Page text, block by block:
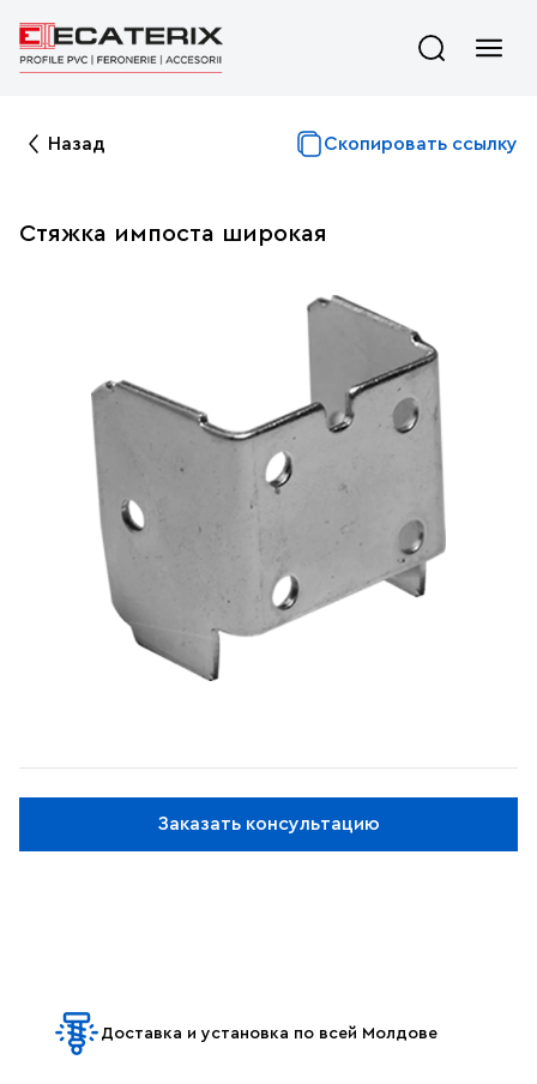
Назад Скопировать ссылку
Стяжка импоста широкая
Заказать консультацию
Доставка и установка по всей Молдове